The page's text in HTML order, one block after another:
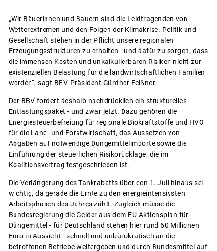
„Wir Bäuerinnen und Bauern sind die Leidtragenden von
Wetterextremen und den Folgen der Klimakrise. Politik und
Gesellschaft stehen in der Pflicht unsere regionalen
Erzeugungsstrukturen zu erhalten - und dafür zu sorgen, dass
die immensen Kosten und unkalkulierbaren Risiken nicht zur
existenziellen Belastung für die landwirtschaftlichen Familien
werden“, sagt BBV-Präsident Günther Felßner.
Der BBV fordert deshalb nachdrücklich ein strukturelles
Entlastungspaket - und zwar jetzt. Dazu gehören die
Energiesteuerbefreiung für regionale Biokraftstoffe und HVO
für die Land- und Forstwirtschaft, das Aussetzen von
Abgaben auf notwendige Düngemittelimporte sowie die
Einführung der steuerlichen Risikorücklage, die im
Koalitionsvertrag festgeschrieben ist.
Die Verlängerung des Tankrabatts über den 1. Juli hinaus sei
wichtig, da gerade die Ernte zu den energieintensivsten
Arbeitsphasen des Jahres zählt. Zugleich müsse die
Bundesregierung die Gelder aus dem EU-Aktionsplan für
Düngemittel - für Deutschland stehen hier rund 60 Millionen
Euro in Aussicht - schnell und unbürokratisch an die
betroffenen Betriebe weitergeben und durch Bundesmittel auf